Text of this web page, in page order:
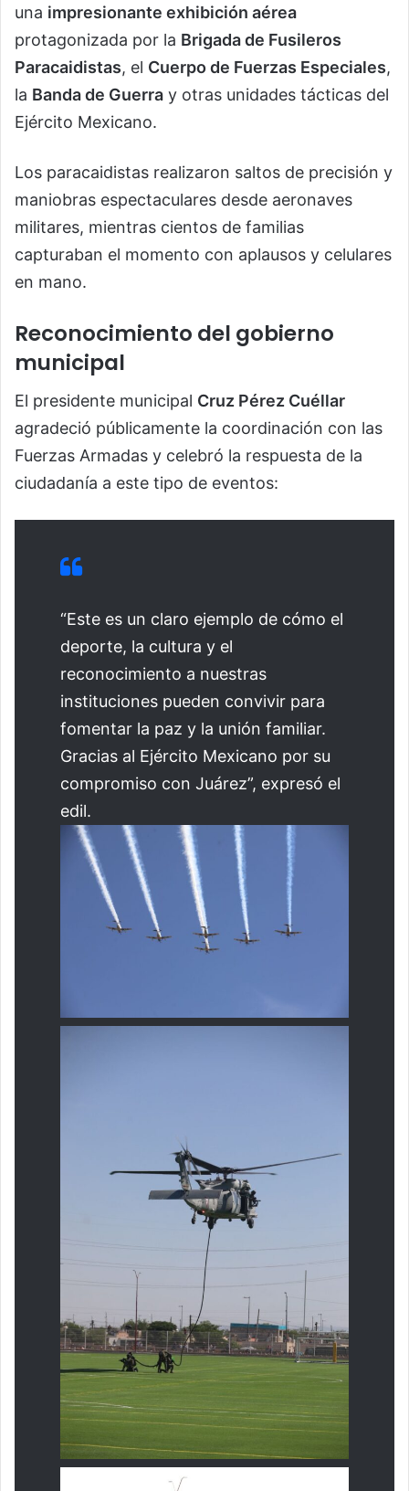
una impresionante exhibición aérea
protagonizada por la Brigada de Fusileros
Paracaidistas, el Cuerpo de Fuerzas Especiales,
la Banda de Guerra y otras unidades tácticas del
Ejército Mexicano.
Los paracaidistas realizaron saltos de precisión y
maniobras espectaculares desde aeronaves
militares, mientras cientos de familias
capturaban el momento con aplausos y celulares
en mano.
Reconocimiento del gobierno
municipal
El presidente municipal Cruz Pérez Cuéllar
agradeció públicamente la coordinación con las
Fuerzas Armadas y celebró la respuesta de la
ciudadanía a este tipo de eventos:
“Este es un claro ejemplo de cómo el
deporte, la cultura y el
reconocimiento a nuestras
instituciones pueden convivir para
fomentar la paz y la unión familiar.
Gracias al Ejército Mexicano por su
compromiso con Juárez”, expresó el
edil.